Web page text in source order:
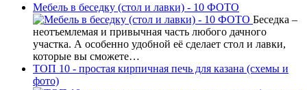
Мебель в беседку (стол и лавки) - 10 ФОТО
Беседка –
неотъемлемая и привычная часть любого дачного
участка. А особенно удобной её сделает стол и лавки,
которые вы сможете…
ТОП 10 - простая кирпичная печь для казана (схемы и
фото)